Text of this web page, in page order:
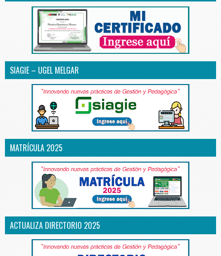
SIAGIE – UGEL MELGAR
MATRÍCULA 2025
ACTUALIZA DIRECTORIO 2025